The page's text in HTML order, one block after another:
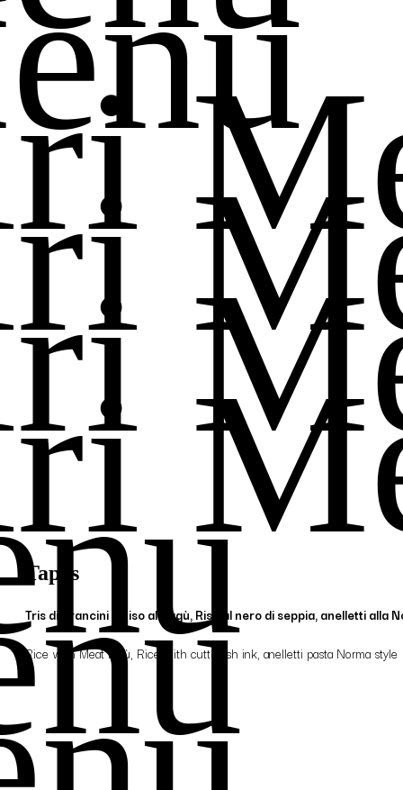
Tapas
Tris di Arancini – Riso al Ragù, Riso al nero di seppia, anelletti alla
Rice with Meat ragù, Rice with cuttlefish ink, anelletti pasta Norma style